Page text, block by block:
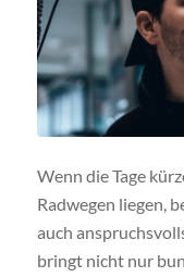
Wenn die Tage
Radwegen liegen,
auch
bringt nicht nur